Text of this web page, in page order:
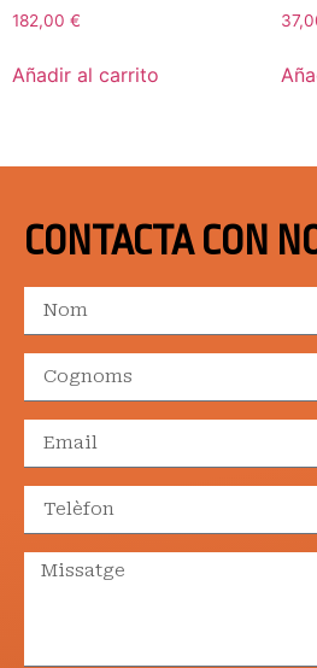
182,00 €
Añadir al carrito
CONTACTA CON